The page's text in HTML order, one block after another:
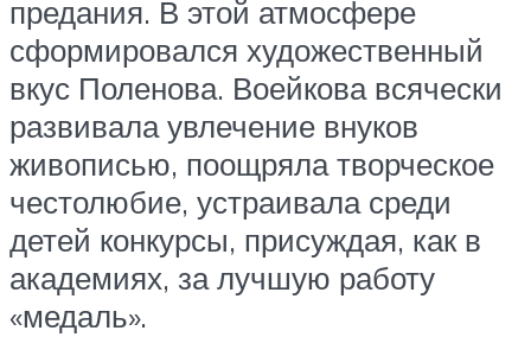
предания. В этой атмосфере
сформировался художественный
вкус Поленова. Воейкова всячески
развивала увлечение внуков
живописью, поощряла творческое
честолюбие, устраивала среди
детей конкурсы, присуждая, как в
академиях, за лучшую работу
«медаль».